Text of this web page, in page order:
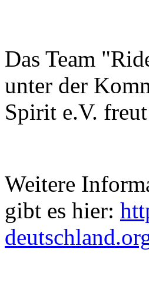
Das Team
unter der
Spirit e.V.
Weitere
gibt es hier: